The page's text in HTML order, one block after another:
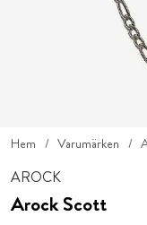
Hem Varumärken
AROCK
Arock Scott